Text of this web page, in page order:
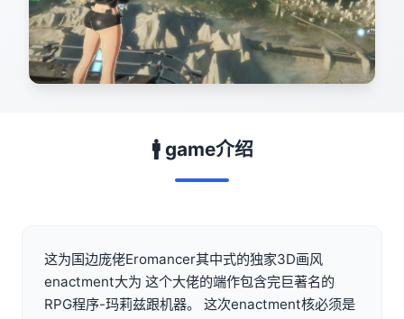
🚹 game介绍
这为国边庞佬Eromancer其中式的独家3D画风
enactment大为 这个大佬的端作包含完巨著名的
RPG程序-玛莉兹跟机器。 这次enactment核必须是